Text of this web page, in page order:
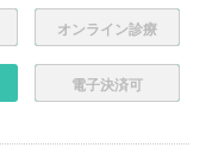
オンライン診療
電子決済可